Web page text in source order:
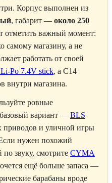
Корпус выполнен из
, габарит — около 250
отметить важный момент:
самому магазину, а не
работать от своей
Po 7.4V stick, а C14
внутри магазина.
ровные
вариант — BLS
приводов и уличной игры
нужен похожий
по звуку, смотрите CYMA
ещё больше запаса —
барабаны вроде